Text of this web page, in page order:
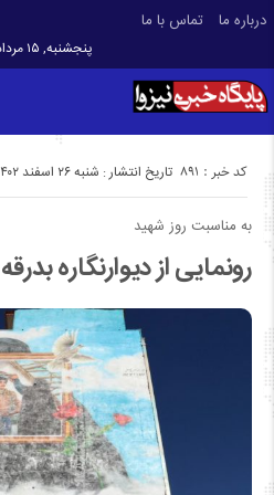
درباره ما تماس با ما
پنجشنبه, ۱۵ مرداد , ۱۴۰۵
تاریخ انتشار : شنبه ۲۶ اسفند ۱۴۰۲ - ۵:۴۳ کد خبر : 891
به مناسبت روز شهید
رونمایی از دیوارنگاره